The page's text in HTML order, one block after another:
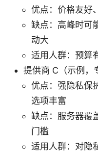
优点：价格友好
缺点：高峰时可
动大
适用人群：预算
提供商 C（示例，
优点：强隐私保
选项丰富
缺点：服务器覆
门槛
适用人群：对隐